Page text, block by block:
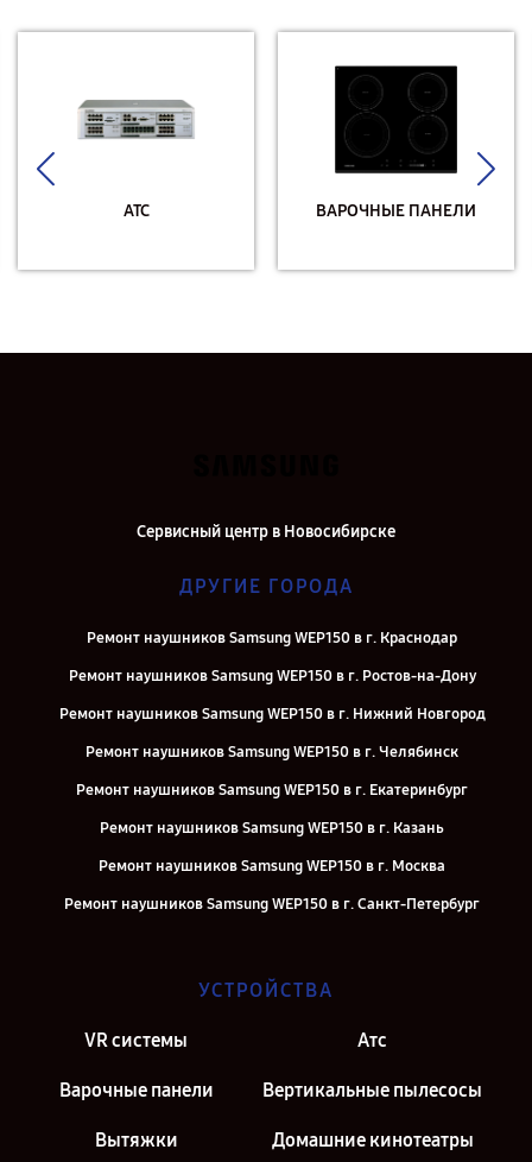
АТС ВАРОЧНЫЕ ПАНЕЛИ
Сервисный центр в Новосибирске
ДРУГИЕ ГОРОДА
Ремонт наушников Samsung WEP150 в г. Краснодар
Ремонт наушников Samsung WEP150 в г. Ростов-на-Дону
Ремонт наушников Samsung WEP150 в г. Нижний Новгород
Ремонт наушников Samsung WEP150 в г. Челябинск
Ремонт наушников Samsung WEP150 в г. Екатеринбург
Ремонт наушников Samsung WEP150 в г. Казань
Ремонт наушников Samsung WEP150 в г. Москва
Ремонт наушников Samsung WEP150 в г. Санкт-Петербург
УСТРОЙСТВА
VR системы Атс
Варочные панели Вертикальные пылесосы
Вытяжки Домашние кинотеатры